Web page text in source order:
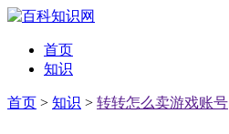
首页
知识
首页 > 知识 > 转转怎么卖游戏账号